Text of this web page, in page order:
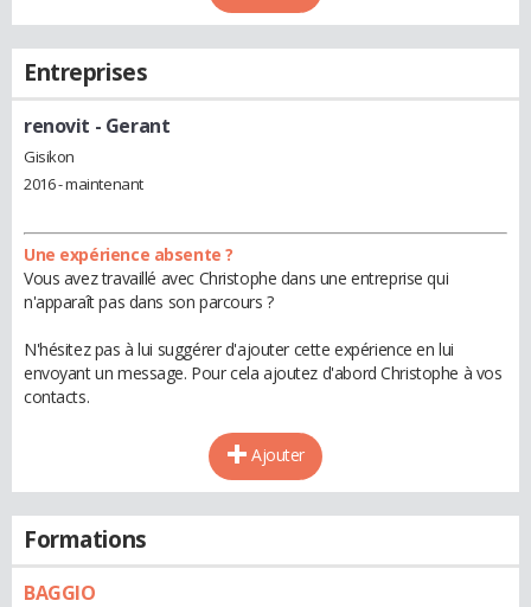
Entreprises
renovit - Gerant
Gisikon
2016 - maintenant
Une expérience absente ?
Vous avez travaillé avec Christophe dans une entreprise qui
n'apparaît pas dans son parcours ?
N'hésitez pas à lui suggérer d'ajouter cette expérience en lui
envoyant un message. Pour cela ajoutez d'abord Christophe à vos
contacts.
Ajouter
Formations
BAGGIO